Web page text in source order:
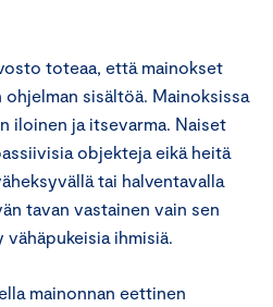
toteaa, että mainokset
sisältöä. Mainoksissa
iloinen ja itsevarma. Naiset
objekteja eikä heitä
tai halventavalla
tavan vastainen vain sen
ihmisiä.
mainonnan eettinen